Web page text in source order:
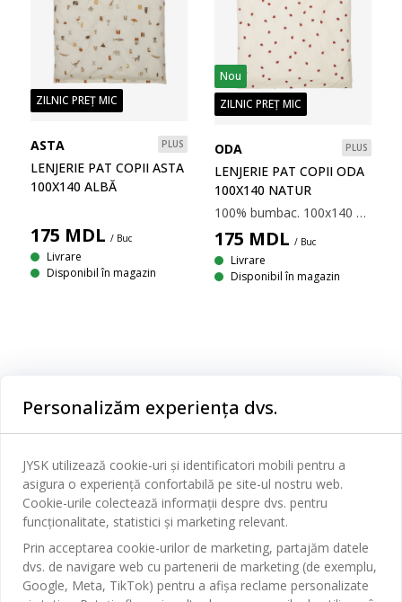
ZILNIC PREȚ MIC
ASTA PLUS
LENJERIE PAT COPII ASTA
100X140 ALBĂ
175 MDL / Buc
Livrare
Disponibil în magazin
Nou
ZILNIC PREȚ MIC
ODA PLUS
LENJERIE PAT COPII ODA
100X140 NATUR
100% bumbac. 100x140 cm
175 MDL / Buc
Livrare
Disponibil în magazin
Birou
Sufragerie
Bucătărie
Depozitare
Contact Relații Clienți
Magazine și program
Broșură
Termeni si conditii vânzări online
JYSK
Despre JYSK
JYSK.com
SEDIU CENTRAL
TAROL-DD S.R.L. str. Jubiliara, 41A mun. Chișinău, Republica
JYSK RELAȚII CLIENȚI
Personalizăm experiența dvs.
JYSK utilizează cookie-uri și identificatori mobili pentru a
asigura o experiență confortabilă pe site-ul nostru web.
Cookie-urile colectează informații despre dvs. pentru
funcționalitate, statistici și marketing relevant.
Prin acceptarea cookie-urilor de marketing, partajăm datele
dvs. de navigare web cu partenerii de marketing (de exemplu,
Google, Meta, TikTok) pentru a afișa reclame personalizate